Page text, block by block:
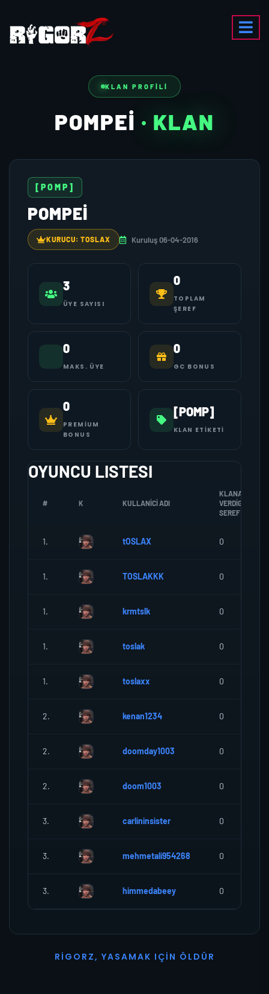
KLAN PROFILI
POMPEI · KLAN
[POMP]
POMPEI
KURUCU: TOSLAX Kuruluş 06-04-2016
3
ÜYE SAYISI
0
TOPLAM
ŞEREF
0
MAKS. ÜYE
0
GC BONUS
0
PREMIUM
BONUS
[POMP]
KLAN ETIKETI
OYUNCU LISTESI
# K KULLANICI ADI
KLANA
VERDIGI
SEREF
1. tOSLAX 0
1. TOSLAKKK 0
1. krmtslk 0
1. toslak 0
1. toslaxx 0
2. kenan1234 0
2. doomday1003 0
2. doom1003 0
3. carlininsister 0
3. mehmetali954268 0
3. himmedabeey 0
R I G O R Z, YASAMAK I ÇI N Ö L D Ü R